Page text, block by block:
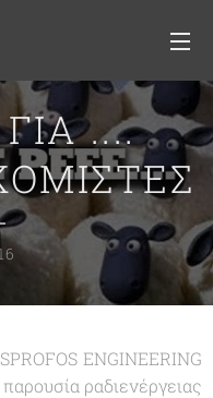
....
ENGINEERING
ραδιενέργειας